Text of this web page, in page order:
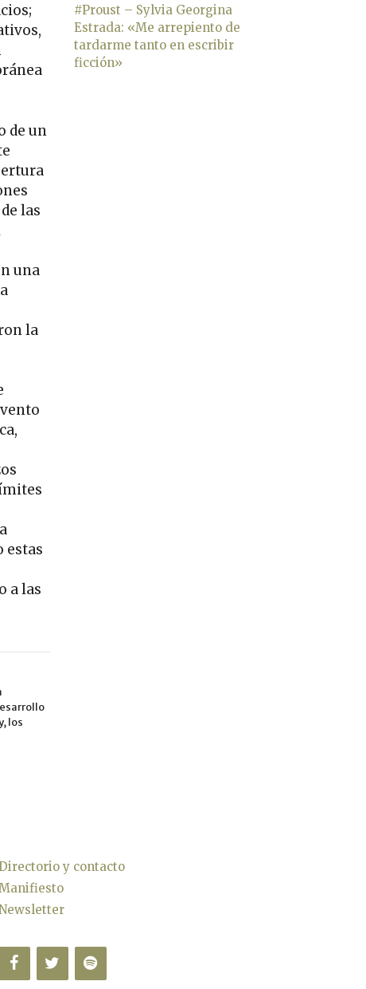
de un
las
una
la
estas
a las
los
#Proust – Sylvia Georgina
Estrada: «Me arrepiento de
tardarme tanto en escribir
ficción»
y contacto